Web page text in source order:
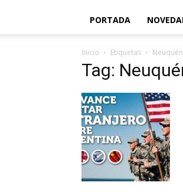
PORTADA
Inicio Etiquetas Neuquén
Tag: